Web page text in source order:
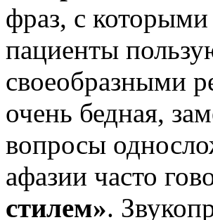
фраз, с
пациенты
своеобразными
очень бедная,
вопросы
афазии часто
стилем».